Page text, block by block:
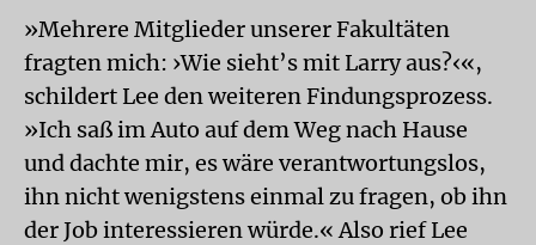
»Mehrere Mitglieder unserer Fakultäten
fragten mich: ›Wie sieht’s mit Larry aus?‹«,
schildert Lee den weiteren Findungsprozess.
»Ich saß im Auto auf dem Weg nach Hause
und dachte mir, es wäre verantwortungslos,
ihn nicht wenigstens einmal zu fragen, ob ihn
der Job interessieren würde.« Also rief Lee